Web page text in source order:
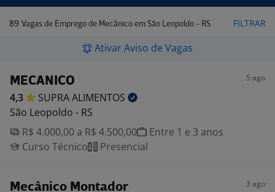
89 Vagas de Emprego de Mecânico em São Leopoldo - RS FILTRAR
Ativar Aviso de Vagas
MECANICO 5 ago
4,3 SUPRAALIMENTOS
São Leopoldo - RS
R$ 4.000,00 a R$ 4.500,00
Entre 1 e 3 anos
Curso Técnico
Presencial
Mecânico Montador 3 ago